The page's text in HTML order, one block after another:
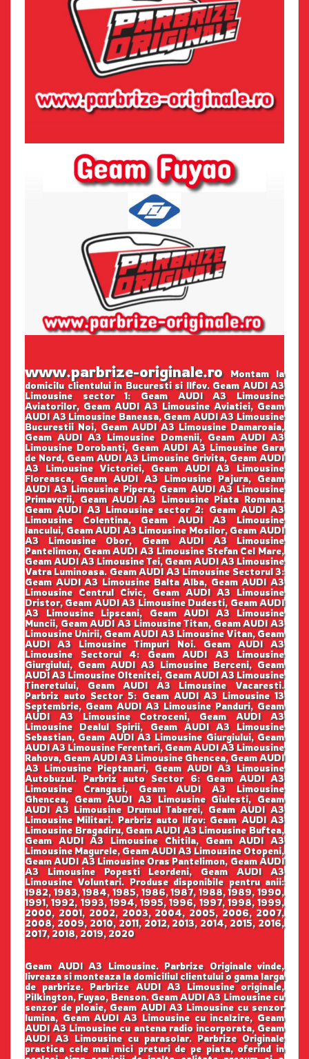
www.parbrize-originale.roMontam la
domicilu clientului in Bucuresti si Ilfov. Geam AUDI A3
Limousine sector 1: Geam AUDI A3 Limousine
Aviatorilor, Geam AUDI A3 Limousine Aviatiei, Geam
AUDI A3 Limousine Baneasa, Geam AUDI A3 Limousine
Bucurestii Noi, Geam AUDI A3 Limousine Damaroaia,
Geam AUDI A3 Limousine Domenii, Geam AUDI A3
Limousine Dorobanti, Geam AUDI A3 Limousine Gara
de Nord, Geam AUDI A3 Limousine Grivita, Geam AUDI
A3 Limousine Victoriei, Geam AUDI A3 Limousine
Floreasca, Geam AUDI A3 Limousine Pajura, Geam
AUDI A3 Limousine Pipera, Geam AUDI A3 Limousine
Primaverii, Geam AUDI A3 Limousine Piata Romana.
Geam AUDI A3 Limousine sector 2: Geam AUDI A3
Limousine Colentina, Geam AUDI A3 Limousine
Iancului, Geam AUDI A3 Limousine Mosilor, Geam AUDI
A3 Limousine Obor, Geam AUDI A3 Limousine
Pantelimon, Geam AUDI A3 Limousine Stefan Cel Mare,
Geam AUDI A3 Limousine Tei, Geam AUDI A3 Limousine
Vatra Luminoasa. Geam AUDI A3 Limousine Sectorul 3:
Geam AUDI A3 Limousine Balta Alba, Geam AUDI A3
Limousine Centrul Civic, Geam AUDI A3 Limousine
Dristor, Geam AUDI A3 Limousine Dudesti, Geam AUDI
A3 Limousine Lipscani, Geam AUDI A3 Limousine
Muncii, Geam AUDI A3 Limousine Titan, Geam AUDI A3
Limousine Unirii, Geam AUDI A3 Limousine Vitan, Geam
AUDI A3 Limousine Timpuri Noi. Geam AUDI A3
Limousine Sectorul 4: Geam AUDI A3 Limousine
Giurgiului, Geam AUDI A3 Limousine Berceni, Geam
AUDI A3 Limousine Oltenitei, Geam AUDI A3 Limousine
Tineretului, Geam AUDI A3 Limousine Vacaresti.
Parbriz auto Sector 5: Geam AUDI A3 Limousine 13
Septembrie, Geam AUDI A3 Limousine Panduri, Geam
AUDI A3 Limousine Cotroceni, Geam AUDI A3
Limousine Dealul Spirii, Geam AUDI A3 Limousine
Sebastian, Geam AUDI A3 Limousine Giurgiului, Geam
AUDI A3 Limousine Ferentari, Geam AUDI A3 Limousine
Rahova, Geam AUDI A3 Limousine Ghencea, Geam AUDI
A3 Limousine Pieptanari, Geam AUDI A3 Limousine
Autobuzul. Parbriz auto Sector 6: Geam AUDI A3
Limousine Crangasi, Geam AUDI A3 Limousine
Ghencea, Geam AUDI A3 Limousine Giulesti, Geam
AUDI A3 Limousine Drumul Taberei, Geam AUDI A3
Limousine Militari. Parbriz auto Ilfov: Geam AUDI A3
Limousine Bragadiru, Geam AUDI A3 Limousine Buftea,
Geam AUDI A3 Limousine Chitila, Geam AUDI A3
Limousine Magurele, Geam AUDI A3 Limousine Otopeni,
Geam AUDI A3 Limousine Oras Pantelimon, Geam AUDI
A3 Limousine Popesti Leordeni, Geam AUDI A3
Limousine Voluntari. Produse disponibile pentru anii:
1982, 1983, 1984, 1985, 1986, 1987, 1988, 1989, 1990,
1991, 1992, 1993, 1994, 1995, 1996, 1997, 1998, 1999,
2000, 2001, 2002, 2003, 2004, 2005, 2006, 2007,
2008, 2009, 2010, 2011, 2012, 2013, 2014, 2015, 2016,
2017, 2018, 2019, 2020
Geam AUDI A3 Limousine. Parbrize Originale vinde,
livreaza si monteaza la domiciliul clientului o gama larga
de parbrize. Parbrize AUDI A3 Limousine originale,
Pilkington, Fuyao, Benson. Geam AUDI A3 Limousine cu
senzor de ploaie, Geam AUDI A3 Limousine cu senzor
lumina, Geam AUDI A3 Limousine cu incalzire, Geam
AUDI A3 Limousine cu antena radio incorporata, Geam
AUDI A3 Limousine cu parasolar. Parbrize Originale
practica cele mai mici preturi de pe piata, oferind in